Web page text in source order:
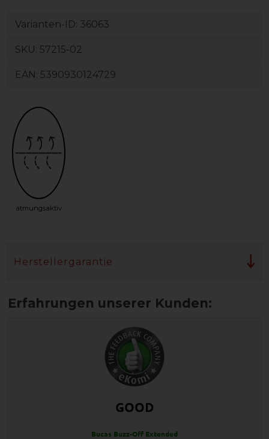
Varianten-ID: 36063
SKU: 57215-02
EAN: 5390930124729
atmungsaktiv
Herstellergarantie
GOOD
Bucas Buzz-Off Extended